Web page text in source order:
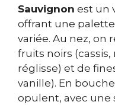
Sauvignon est un
offrant une
variée. Au nez, on
fruits noirs (cassis,
réglisse) et de
vanille). En
opulent, avec